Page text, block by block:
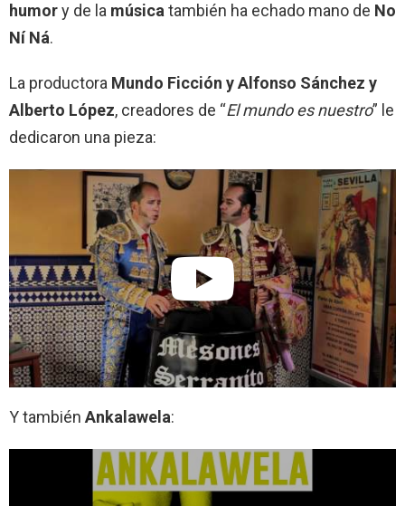
humory de la música también ha echado mano de No
Ní Ná.
La productora Mundo Ficción y Alfonso Sánchez y
Alberto López, creadores de “El mundo es nuestro” le
dedicaron una pieza:
Y también Ankalawela: